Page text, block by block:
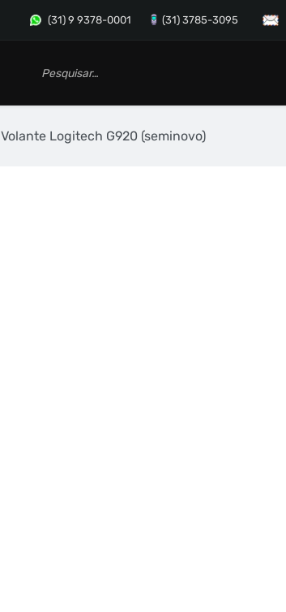
(31) 9 9378-0001 (31) 3785-3095
Volante Logitech G920 (seminovo)